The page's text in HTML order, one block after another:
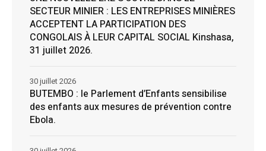
SECTEUR MINIER : LES ENTREPRISES MINIÈRES
ACCEPTENT LA PARTICIPATION DES
CONGOLAIS À LEUR CAPITAL SOCIAL Kinshasa,
31 juillet 2026.
BUTEMBO : le Parlement d’Enfants sensibilise
des enfants aux mesures de prévention contre
Ebola.
30 juillet 2026